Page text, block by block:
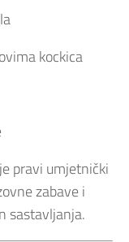
kockica
pravi umjetnički
zabave i
sastavljanja.